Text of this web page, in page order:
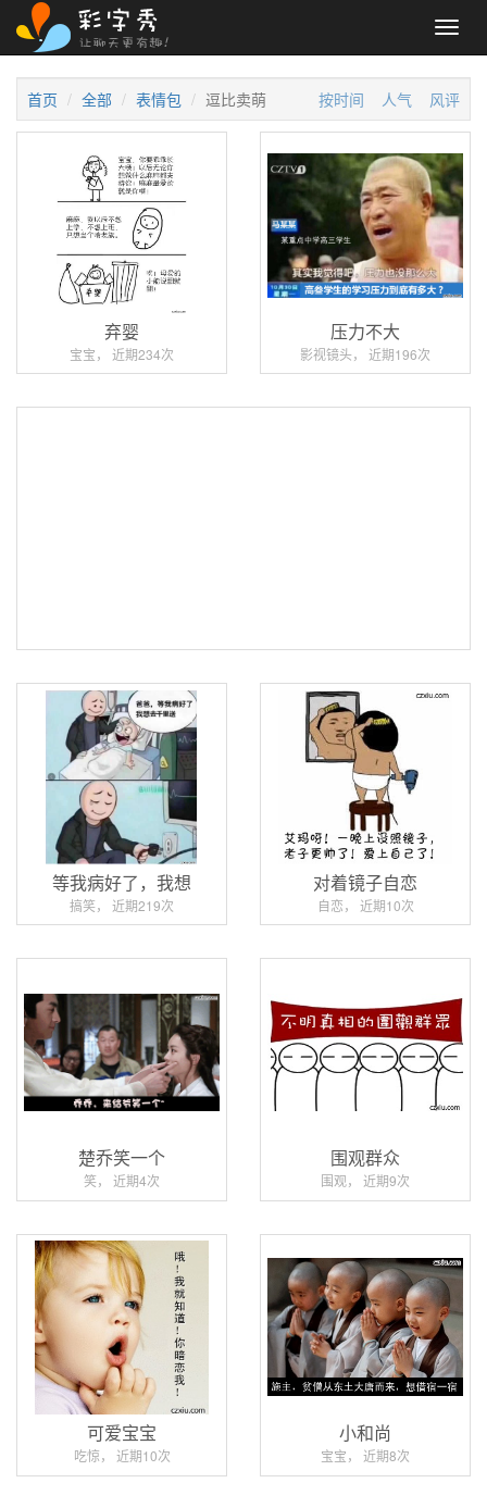
首页 全部 表情包 逗比卖萌 按时间 人气 风评
弃婴
宝宝， 近期234次
压力不大
影视镜头， 近期196次
等我病好了，我想
搞笑， 近期219次
对着镜子自恋
自恋， 近期10次
楚乔笑一个
笑， 近期4次
围观群众
围观， 近期9次
可爱宝宝
吃惊， 近期10次
小和尚
宝宝， 近期8次